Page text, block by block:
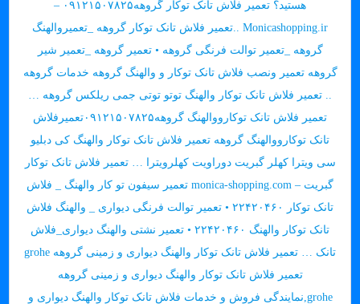
هستید؟ تعمیر فلاش تانک توکار گروهه۰۹۱۲۱۵۰۷۸۲۵ –
Monicashopping.ir ..تعمیر فلاش تانک توکار گروهه _تعمیروالهنگ
گروهه _تعمیر توالت فرنگی گروهه • تعمیر گروهه _تعمیر شیر
گروهه تعمیر ونصب فلاش تانک توکار و والهنگ گروهه خدمات گروهه
.. تعمیر فلاش تانک توکار والهنگ توتو توتی جمی ریلکس گروهه …
تعمیر فلاش تانک توکارووالهنگ گروهه۰۹۱۲۱۵۰۷۸۲۵تعمیرفلاش
تانک توکارووالهنگ گروهه تعمیر فلاش تانک توکار والهنگ کی دبلیو
سی ویترا کهلر گبریت دوراویت کهلرویترا … تعمیر فلاش تانک توکار
گبریت – monica-shopping.com تعمیر سیفون تو کار والهنگ _ فلاش
تانک توکار ۲۲۴۲۰۴۶۰ • تعمیر توالت فرنگی دیواری _ والهنگ فلاش
تانک توکار والهنگ ۲۲۴۲۰۴۶۰ • تعمیر نشتی والهنگ دیواری_فلاش
تانک … تعمیر فلاش تانک توکار والهنگ دیواری و زمینی گروهه grohe
تعمیر فلاش تانک توکار والهنگ دیواری و زمینی گروهه
grohe,نمایندگی فروش و خدمات فلاش تانک توکار والهنگ دیواری و